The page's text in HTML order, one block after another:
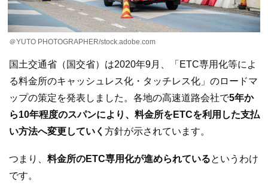
＠YUTO PHOTOGRAPHER/stock.adobe.com
国土交通省（国交省）は2020年9月、「ETC専用化等によ
る料金所のキャッシュレス化・タッチレス化」のロードマ
ップの策定を発表しました。各地の高速道路会社で5年か
ら10年程度のスパンにより、料金所をETCを利用した支払
い方法へ変更していく 方針が示されています。
つまり、 料金所のETC専用化が進められているというわけ
です。